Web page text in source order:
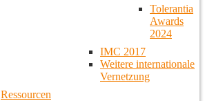
Tolerantia
Awards
2024
IMC 2017
Weitere internationale
Vernetzung
Ressourcen